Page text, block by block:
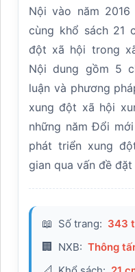
Nội vào năm
cùng khổ sách 21
đột xã hội trong
Nội dung gồm 5
luận và phương
xung đột xã hội
những năm Đổi
phát triển xung
gian qua vấn đề
📖 Số trang: 343
🏢 NXB: Thông